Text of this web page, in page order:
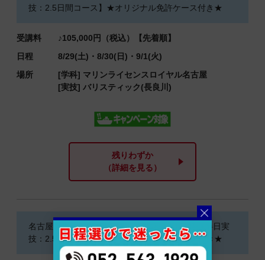
技：2.5日間コース】★オリジナル免許ケース付き★
受講料
♪105,000円（税込）【先着順】
日程
8/29(土)・8/30(日)・9/1(火)
場所
[学科] マリンライセンスロイヤル名古屋
[実技] バリスティック(長良川)
残りわずか
（詳細を見る）
名古屋教室・2級船舶免許【1日学科+半日学科+半日実
技：2.5日間コース】★オリジナル免許ケース付き★